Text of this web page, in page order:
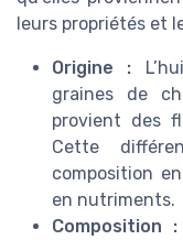
leurs propriétés et
Origine :
graines de
provient des
Cette
composition
en nutriments.
Composition :